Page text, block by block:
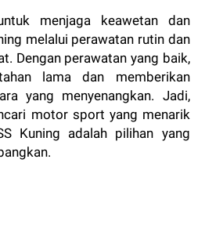
menjaga keawetan dan
melalui perawatan rutin dan
Dengan perawatan yang baik,
lama dan memberikan
yang menyenangkan. Jadi,
motor sport yang menarik
Kuning adalah pilihan yang